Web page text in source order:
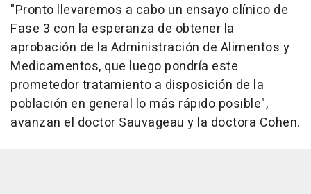
"Pronto llevaremos a cabo un ensayo clínico de
Fase 3 con la esperanza de obtener la
aprobación de la Administración de Alimentos y
Medicamentos, que luego pondría este
prometedor tratamiento a disposición de la
población en general lo más rápido posible",
avanzan el doctor Sauvageau y la doctora Cohen.